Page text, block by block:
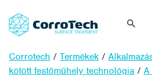
Corrotech / Termékek /
kötött festőműhely technológia / A